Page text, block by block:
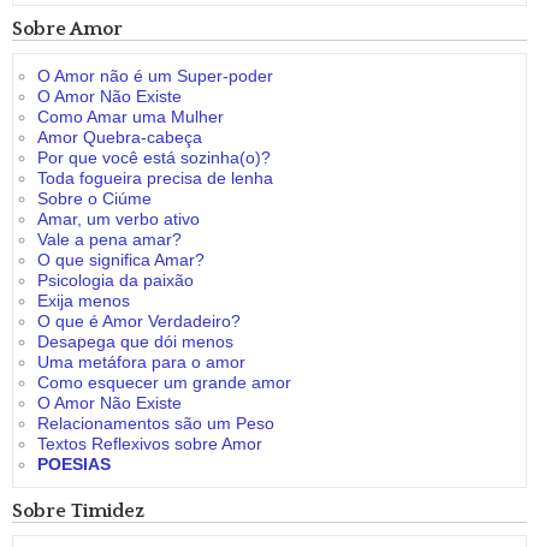
Sobre Amor
O Amor não é um Super-poder
O Amor Não Existe
Como Amar uma Mulher
Amor Quebra-cabeça
Por que você está sozinha(o)?
Toda fogueira precisa de lenha
Sobre o Ciúme
Amar, um verbo ativo
Vale a pena amar?
O que significa Amar?
Psicologia da paixão
Exija menos
O que é Amor Verdadeiro?
Desapega que dói menos
Uma metáfora para o amor
Como esquecer um grande amor
O Amor Não Existe
Relacionamentos são um Peso
Textos Reflexivos sobre Amor
POESIAS
Sobre Timidez